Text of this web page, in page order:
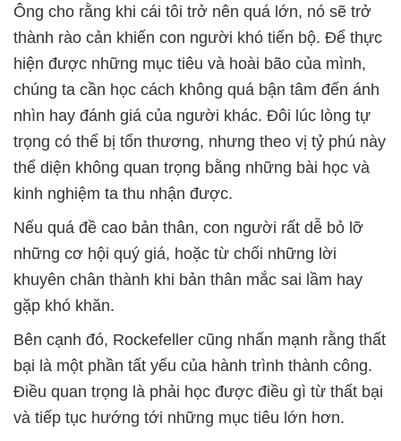
Ông cho rằng khi cái tôi trở nên quá lớn, nó sẽ trở
thành rào cản khiến con người khó tiến bộ. Để thực
hiện được những mục tiêu và hoài bão của mình,
chúng ta cần học cách không quá bận tâm đến ánh
nhìn hay đánh giá của người khác. Đôi lúc lòng tự
trọng có thể bị tổn thương, nhưng theo vị tỷ phú này
thể diện không quan trọng bằng những bài học và
kinh nghiệm ta thu nhận được.
Nếu quá đề cao bản thân, con người rất dễ bỏ lỡ
những cơ hội quý giá, hoặc từ chối những lời
khuyên chân thành khi bản thân mắc sai lầm hay
gặp khó khăn.
Bên cạnh đó, Rockefeller cũng nhấn mạnh rằng thất
bại là một phần tất yếu của hành trình thành công.
Điều quan trọng là phải học được điều gì từ thất bại
và tiếp tục hướng tới những mục tiêu lớn hơn.